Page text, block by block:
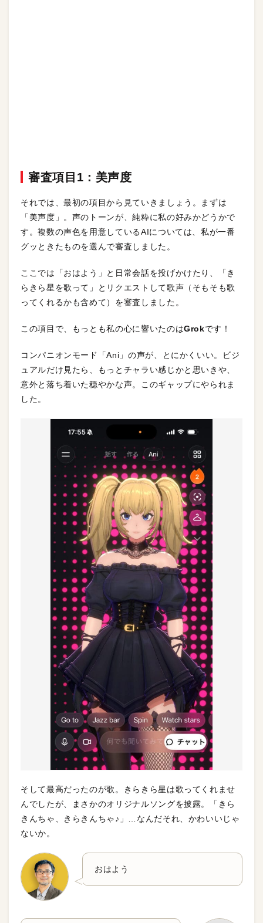
審査項目1：美声度
それでは、最初の項目から見ていきましょう。まずは
「美声度」。声のトーンが、純粋に私の好みかどうかで
す。複数の声色を用意しているAIについては、私が一番
グッときたものを選んで審査しました。
ここでは「おはよう」と日常会話を投げかけたり、「き
らきら星を歌って」とリクエストして歌声（そもそも歌
ってくれるかも含めて）を審査しました。
この項目で、もっとも私の心に響いたのはGrokです！
コンパニオンモード「Ani」の声が、とにかくいい。ビジ
ュアルだけ見たら、もっとチャラい感じかと思いきや、
意外と落ち着いた穏やかな声。このギャップにやられま
した。
そして最高だったのが歌。きらきら星は歌ってくれませ
んでしたが、まさかのオリジナルソングを披露。「きら
きんちゃ、きらきんちゃ♪」…なんだそれ、かわいいじゃ
ないか。
おはよう